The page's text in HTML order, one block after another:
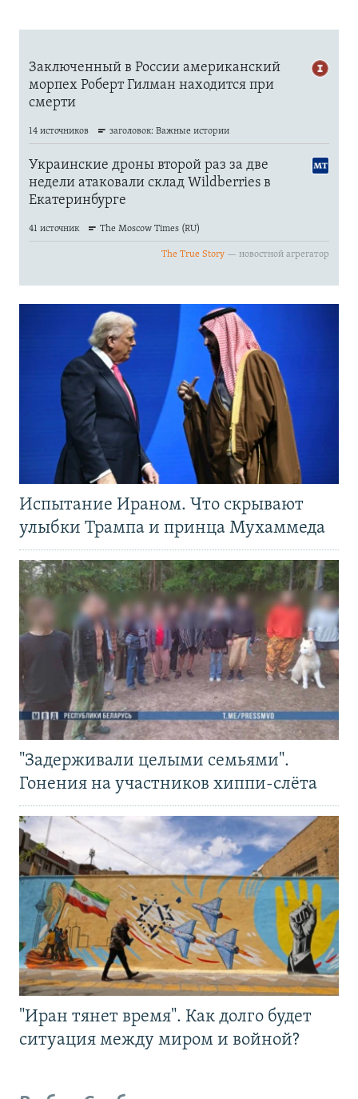
Испытание Ираном. Что скрывают
улыбки Трампа и принца Мухаммеда
"Задерживали целыми семьями".
Гонения на участников хиппи-слёта
"Иран тянет время". Как долго будет
ситуация между миром и войной?